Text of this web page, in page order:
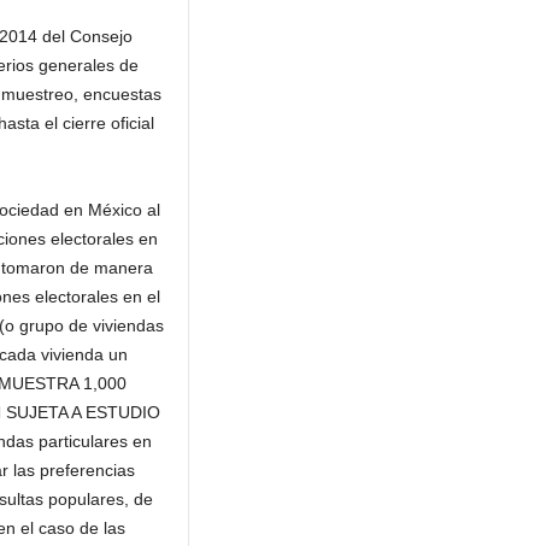
del Consejo
generales de
encuestas
el cierre oficial
en México al
electorales en
de manera
electorales en el
grupo de viviendas
vivienda un
1,000
A ESTUDIO
particulares en
las preferencias
populares, de
el caso de las